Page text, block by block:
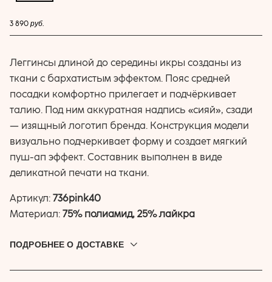
3 890 руб.
Леггинсы длиной до середины икры созданы из
ткани с бархатистым эффектом. Пояс средней
посадки комфортно прилегает и подчёркивает
талию. Под ним аккуратная надпись «сияй», сзади
— изящный логотип бренда. Конструкция модели
визуально подчеркивает форму и создает мягкий
пуш-ап эффект. Составник выполнен в виде
деликатной печати на ткани.
Артикул: 736pink40
Материал: 75% полиамид, 25% лайкра
ПОДРОБНЕЕ О ДОСТАВКЕ
Доставляем по всей России. Привезём до дверей, в